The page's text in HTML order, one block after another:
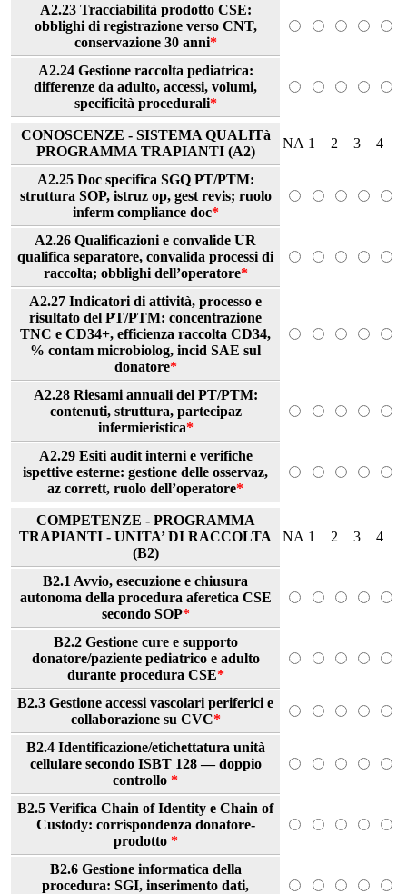
A2.23 Tracciabilità prodotto CSE:
obblighi di registrazione verso CNT,
conservazione 30 anni*
A2.24 Gestione raccolta pediatrica:
differenze da adulto, accessi, volumi,
specificità procedurali*
CONOSCENZE - SISTEMA QUALITà
PROGRAMMA TRAPIANTI (A2)
NA 1 2 3 4
A2.25 Doc specifica SGQ PT/PTM:
struttura SOP, istruz op, gest revis; ruolo
inferm compliance doc*
A2.26 Qualificazioni e convalide UR
qualifica separatore, convalida processi di
raccolta; obblighi dell’operatore*
A2.27 Indicatori di attività, processo e
risultato del PT/PTM: concentrazione
TNC e CD34+, efficienza raccolta CD34,
% contam microbiolog, incid SAE sul
donatore*
A2.28 Riesami annuali del PT/PTM:
contenuti, struttura, partecipaz
infermieristica*
A2.29 Esiti audit interni e verifiche
ispettive esterne: gestione delle osservaz,
az corrett, ruolo dell’operatore*
COMPETENZE - PROGRAMMA
TRAPIANTI - UNITA’ DI RACCOLTA
(B2)
NA 1 2 3 4
B2.1 Avvio, esecuzione e chiusura
autonoma della procedura aferetica CSE
secondo SOP*
B2.2 Gestione cure e supporto
donatore/paziente pediatrico e adulto
durante procedura CSE*
B2.3 Gestione accessi vascolari periferici e
collaborazione su CVC*
B2.4 Identificazione/etichettatura unità
cellulare secondo ISBT 128 — doppio
controllo *
B2.5 Verifica Chain of Identity e Chain of
Custody: corrispondenza donatore-
prodotto *
B2.6 Gestione informatica della
procedura: SGI, inserimento dati,